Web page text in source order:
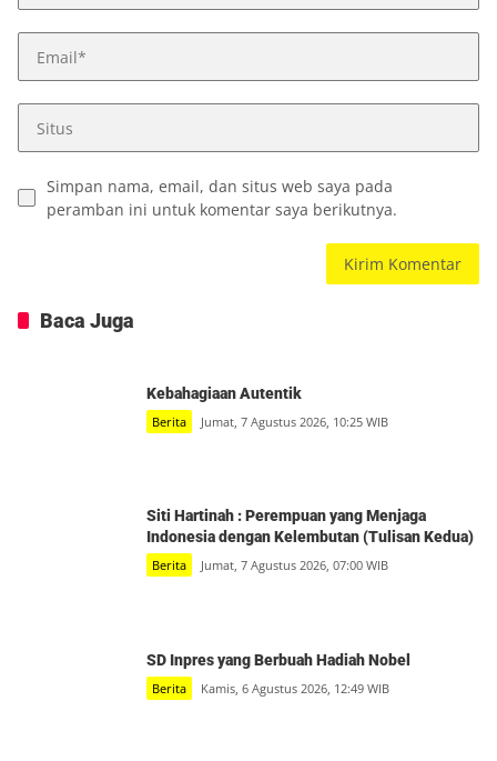
Simpan nama, email, dan situs web saya pada
peramban ini untuk komentar saya berikutnya.
Baca Juga
Kebahagiaan Autentik
Berita Jumat, 7 Agustus 2026, 10:25 WIB
Siti Hartinah : Perempuan yang Menjaga
Indonesia dengan Kelembutan (Tulisan Kedua)
Berita Jumat, 7 Agustus 2026, 07:00 WIB
SD Inpres yang Berbuah Hadiah Nobel
Berita Kamis, 6 Agustus 2026, 12:49 WIB